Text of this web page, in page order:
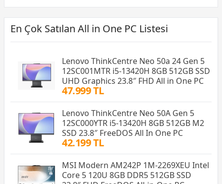
En Çok Satılan All in One PC Listesi
Lenovo ThinkCentre Neo 50a 24 Gen 5
12SC001MTR i5-13420H 8GB 512GB SSD
UHD Graphics 23.8″ FHD All in One PC
47.999 TL
Lenovo ThinkCentre Neo 50A Gen 5
12SC000YTR i5-13420H 8GB 512GB M2
SSD 23.8″ FreeDOS All In One PC
42.199 TL
MSI Modern AM242P 1M-2269XEU Intel
Core 5 120U 8GB DDR5 512GB SSD